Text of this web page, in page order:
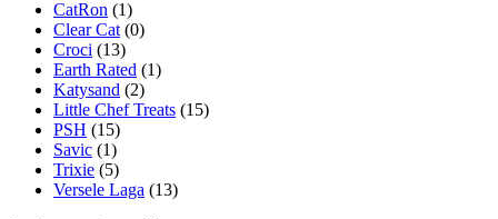
CatRon (1)
Clear Cat (0)
Croci (13)
Earth Rated (1)
Katysand (2)
Little Chef Treats (15)
PSH (15)
Savic (1)
Trixie (5)
Versele Laga (13)